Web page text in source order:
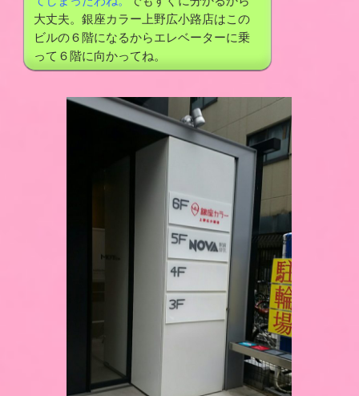
大丈夫。銀座カラー上野広小路店はこの
ビルの６階になるからエレベーターに乗
って６階に向かってね。